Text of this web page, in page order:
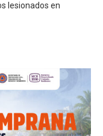
lesionados en